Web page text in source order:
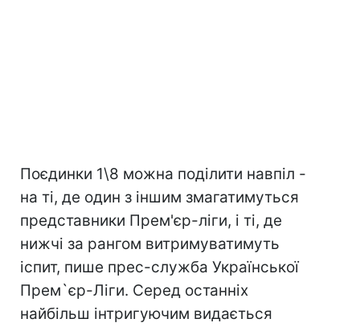
Поєдинки 1\8 можна поділити навпіл -
на ті, де один з іншим змагатимуться
представники Прем'єр-ліги, і ті, де
нижчі за рангом витримуватимуть
іспит, пише прес-служба Української
Прем`єр-Ліги. Серед останніх
найбільш інтригуючим видається